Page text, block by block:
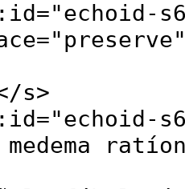
="echoid-
="preserve
s>
="echoid-